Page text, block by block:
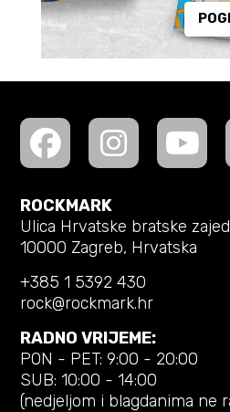
ROCKMARK
Ulica Hrvatske bratske
10000 Zagreb, Hrvatska
+385 1 5392 430
rock@rockmark.hr
RADNO VRIJEME:
PON - PET: 9:00 - 20:00
SUB: 10:00 - 14:00
(nedjeljom i blagdanima ne